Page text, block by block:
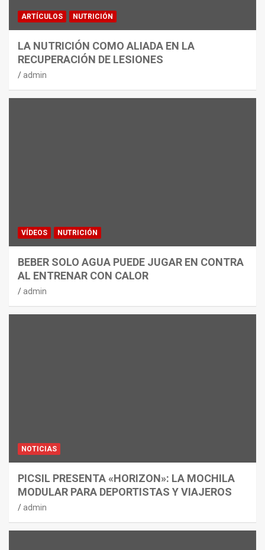
ARTÍCULOS NUTRICIÓN
LA NUTRICIÓN COMO ALIADA EN LA
RECUPERACIÓN DE LESIONES
admin
VÍDEOS NUTRICIÓN
BEBER SOLO AGUA PUEDE JUGAR EN CONTRA
AL ENTRENAR CON CALOR
admin
NOTICIAS
PICSIL PRESENTA «HORIZON»: LA MOCHILA
MODULAR PARA DEPORTISTAS Y VIAJEROS
admin